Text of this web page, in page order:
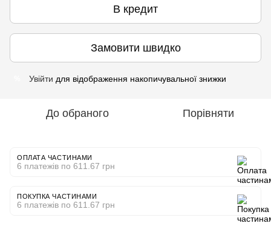
В кредит
Замовити швидко
Увійти для відображення накопичувальної знижки
До обраного Порівняти
ОПЛАТА ЧАСТИНАМИ
6 платежів по 611.67 грн
ПОКУПКА ЧАСТИНАМИ
6 платежів по 611.67 грн